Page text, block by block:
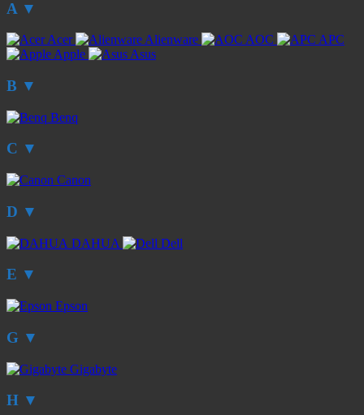
A ▼
Acer Alienware AOC
APC
Apple
Asus
B ▼
Benq
C ▼
Canon
D ▼
DAHUA Dell
E ▼
Epson
G ▼
Gigabyte
H ▼